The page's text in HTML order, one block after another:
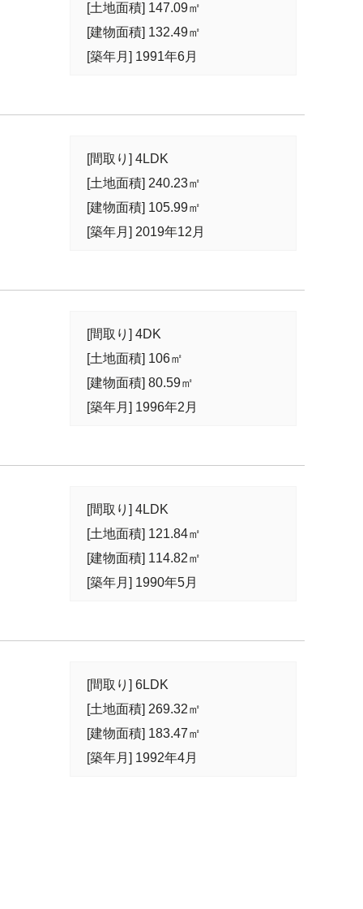
[土地面積] 147.09㎡
[建物面積] 132.49㎡
[築年月] 1991年6月
[間取り] 4LDK
[土地面積] 240.23㎡
[建物面積] 105.99㎡
[築年月] 2019年12月
[間取り] 4DK
[土地面積] 106㎡
[建物面積] 80.59㎡
[築年月] 1996年2月
[間取り] 4LDK
[土地面積] 121.84㎡
[建物面積] 114.82㎡
[築年月] 1990年5月
[間取り] 6LDK
[土地面積] 269.32㎡
[建物面積] 183.47㎡
[築年月] 1992年4月